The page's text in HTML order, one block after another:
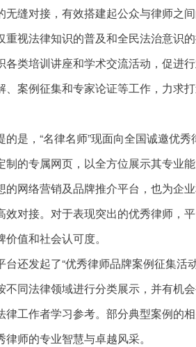
无缝对接，有效搭建起公众与律师之间
重视法律知识的普及和全民法治意识
各类培训讲座和学术交流活动，促进
、案例征集和专家论证等工作，力求
的是，“名律名师”现面向全国诚邀优
制的专属网页，以全方位展示其专业
的网络营销及品牌推介平台，也为企
效对接。对于表现突出的优秀律师，
值和社会认可度。
台还发起了“优秀律师品牌案例征集活
不同法律领域进行分类展示，并有机
律工作者学习参考。部分典型案例的
律师的专业智慧与卓越风采。